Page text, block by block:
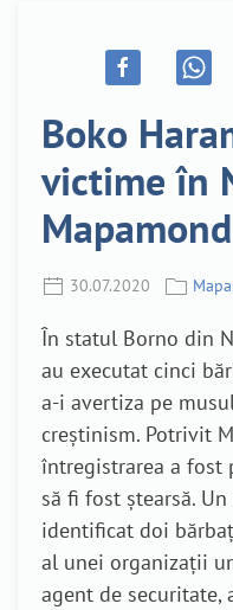
Boko
victime în
30.07.2020
În statul Borno din
au executat cinci
a-i avertiza pe
creștinism. Potrivit
întregistrarea a fost
să fi fost ștearsă.
identificat doi
al unei organizații
agent de